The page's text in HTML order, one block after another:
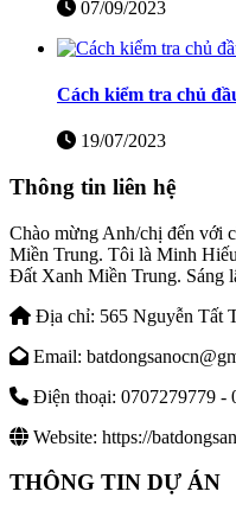
07/09/2023
Cách kiểm tra chủ
19/07/2023
Thông tin liên hệ
Chào mừng Anh/chị đến với
Miền Trung. Tôi là Minh
Đất Xanh Miền Trung. Sáng
Địa chỉ: 565 Nguyễn Tất
Email:
Điện thoại: 0707279779 -
Website: https://
THÔNG TIN DỰ ÁN